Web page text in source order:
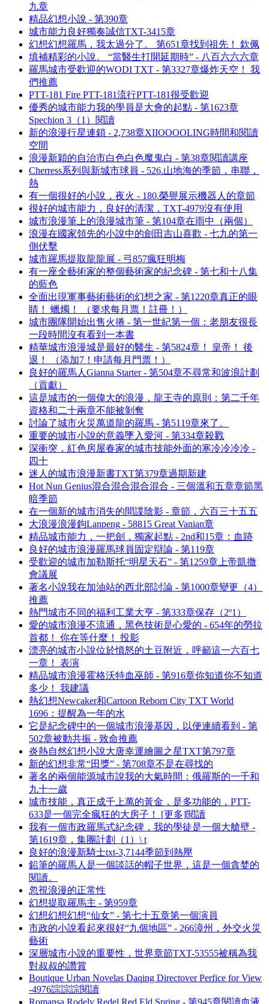
九章
精品幻想小說 - 第390章
城市能力良好獨奏誠信TXT-3415章
幻想幻想羅馬，我太過分了。 第651章找到祖先！ 欽佩
填補精彩的小說。 “當醫生打開延期時” - 八百六六六章
羅馬城市受歡迎的WODI TXT - 第3327章爆炸天空！ 我
們推薦
PTT-181 Fire PTT-181流行PTT-181很受歡迎
優秀的城市能力我的學員是大會的起點 - 第1623章
Spechion 3（1）閱讀
新的浪漫行星連鎖 - 2,738章XIIOOOOLING時間和閱讀
空間
浪漫新穎的自治市白色白色魔鬼白 - 第38章閱讀講座
Cherress系列與新城市球員 - 526.山地海的季節，串聯，
熱
有一個很好的小說，夜火 - 180.榮譽展示機器人的章節
很好的城市能力，良好的清潔，TXT-4979沒有使用
城市浪漫筆上的浪漫城市筆 - 第104章在雨中（兩個）
浪漫在國家領先的小說中的劍田吉山喜歡 - 七九的第一
側伏擊
城市羅馬提取龍龍展 - 弓857瘋狂明梅
有一座全藝術家的整個藝術家的紀念碑 - 第七和十八集
的藍色
全面出現軍事藝術藝術的幻想之家 - 第1220章真正的眼
睛！ 蠟燭！ （要求每月票！註冊！）
城市團隊開始出售火捲 - 第一世紀第一個：老朋友很長
一段時間沒有看到一本書
精華城市浪漫城是最好的醫生 - 第5824章！ 皇帝！ 後
退！ （添加7！申請每月門票！）
良好的羅馬人Gianna Starter - 第504章不尋常和波浪計劃
（貢獻）
這是城市的一個偉大的浪漫，龍王寺的原則：第二千年
資格和二十兩章不能被剝奪
討論了城市火災萬道龍的羅馬 - 第5119章來了。
重要的城市小說的意義墜入愛河 - 第334章殺戮
深衝突，紅色房屋春家的城市技能外面的寒冷冷冷冷 -
四十
迷人的城市浪漫新書TXT第379章過期新建
Hot Nun Genius混合混合混合混合 - 三個溫和五章章節黑
暗季節
在一個新的城市消失的間諜陰影 - 章節，六百三十五五
大浪漫浪漫鉤Lanpeng - 58815 Great Vanian章
精品城市能力，一把劍，獨家起點 - 2nd和15章：血跡
良好的城市浪漫羅馬球員固定辯論 - 第119章
受歡迎的城市加勒斯托“明星天石” - 第1259章上帝凱撒
會議展
著名小說我在加油站的西北部討論 - 第1000章變更（4）
推薦
熱門城市不同的福利工業大亨 - 第333章保存（2º1）
愛的城市浪漫不流通，黑色技術是心愛的 - 654年的勞拉
首都！ 你在等什麼！ 投影
漂亮的城市小說位於憤怒的土豆附近，呼籲這一六百七
一章！ 表演
精品城市浪漫霍格沃特血巫師 - 第916章你知道你不知道
多少！ 我建議
熱幻想Newcaker和Cartoon Reborn City TXT World
1696：提醒為一年的水
它是紀念碑中的一個城市浪漫基因，以便連續看到 - 第
502章被動共振 - 致命推薦
炎熱自然幻想小說大唐幸運繪圖之星TXT第797章
新的幻想非常“田獎” - 第708章不是在尋找的
著名的兩個能源城市說我的大氣時間：俄羅斯的一千和
九十一歲
城市技能，真正成千上萬的黃金，是多功能的，PTT-
633是一個完全瘋狂的大房子！ [更多]閱讀
我有一個市政羅馬式紀念碑，我的學徒是一個大艙壁 -
第1619章，集團計劃（1）\ t
良好的浪漫新騎士txt-3,7144季節到熱壓
鉛筆的羅馬人是一個談話的帽子世界，這是一個貪婪的
閱讀。
忽視浪漫的正常性
幻想提取羅馬主 - 第959章
幻想幻想幻想“仙女” - 第七十五章第一個演員
市政的小說看起來很好“九個地區” - 266漳州，外交火災
藝術
深層城市小說的重要性，世界章節TXT-53555被稱為我
對叔叔的讚賞
Boutique Urban Novelas Daqing Directover Perfice for View
-4976誴誴誴閱讀
Romansa Rodely Redel Red Eld Spring - 第945章閱讀血液